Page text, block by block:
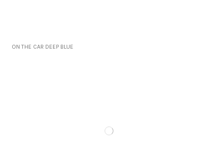
ON THE CAR DEEP BLUE